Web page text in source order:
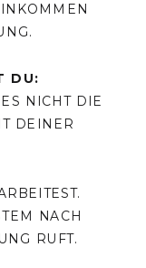
DU:
NICHT DIE
DEINER
NACH
RUFT.